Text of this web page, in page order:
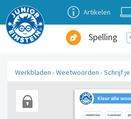
Artikelen
Spelling
Werkbladen › Weetwoorden › Schrijf je